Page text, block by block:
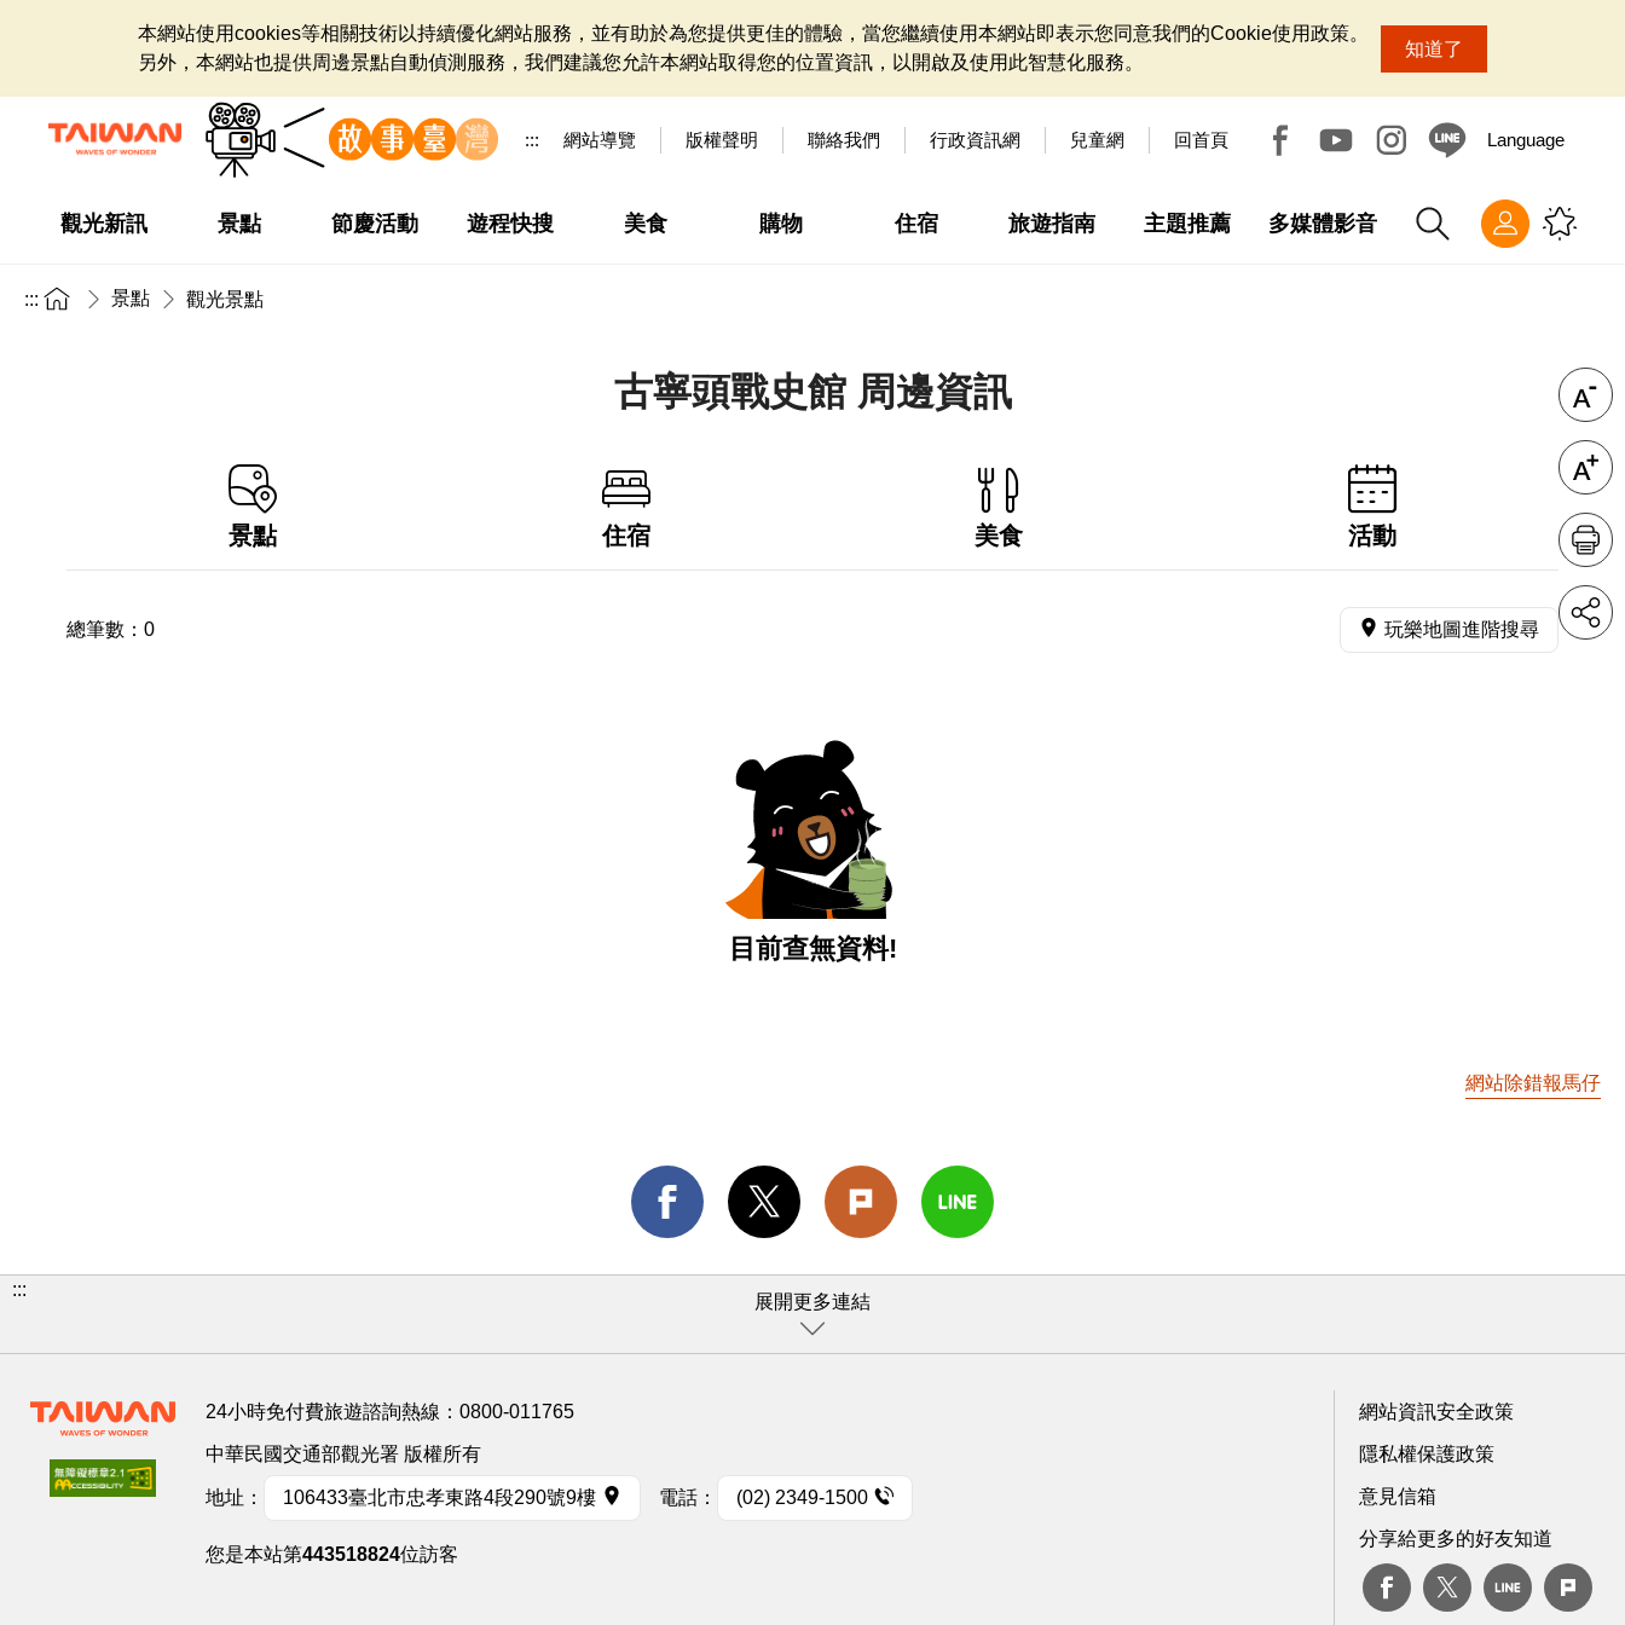
本網站使用cookies等相關技術以持續優化網站服務，並有助於為您提供更佳的體驗，當您繼續使用本網站即表示您同意我們的Cookie使用政策。
另外，本網站也提供周邊景點自動偵測服務，我們建議您允許本網站取得您的位置資訊，以開啟及使用此智慧化服務。
知道了
::: 網站導覽 版權聲明 聯絡我們 行政資訊網 兒童網 回首頁 Language
觀光新訊 景點 節慶活動 遊程快搜 美食 購物 住宿 旅遊指南 主題推薦 多媒體影音
::: 景點 觀光景點
古寧頭戰史館 周邊資訊
景點 住宿 美食 活動
總筆數： 0 玩樂地圖進階搜尋
目前查無資料!
網站除錯報馬仔
:::
展開更多連結
24小時免付費旅遊諮詢熱線： 0800-011765
中華民國交通部觀光署 版權所有
地址： 106433臺北市忠孝東路4段290號9樓 電話： (02) 2349-1500
您是本站第443518824位訪客
網站資訊安全政策
隱私權保護政策
意見信箱
分享給更多的好友知道